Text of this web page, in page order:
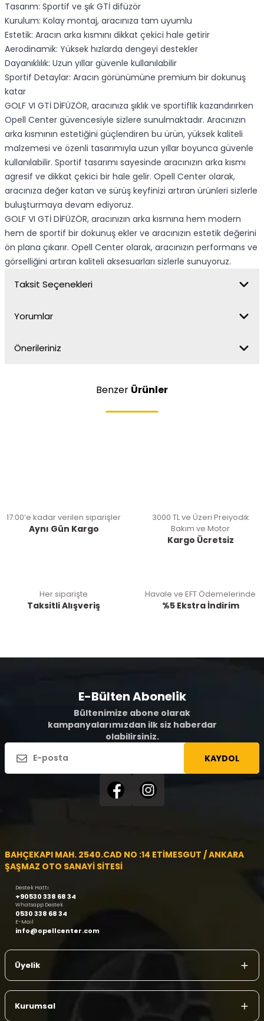
Tasarım: Sportif ve şık GTİ difüzör
Kurulum: Kolay montaj, aracınıza tam uyumlu
Estetik: Aracın arka kısmını dikkat çekici hale getirir
Aerodinamik: Yüksek hızlarda dengeyi destekler
Dayanıklılık: Uzun yıllar güvenle kullanılabilir
Sportif Detaylar: Aracın görünümüne premium bir dokunuş
katar
GOLF VI GTİ DİFÜZÖR, aracınıza şıklık ve sportiflik kazandırırken
Opell Center güvencesiyle sizlere sunulmaktadır. Aracınızın
arka kısmının estetiğini güçlendiren bu ürün, yüksek kaliteli
malzemesi ve özenli tasarımıyla uzun yıllar boyunca güvenle
kullanılabilir. Sportif tasarımı sayesinde aracınızın arka kısmı
agresif ve dikkat çekici bir hale gelir. Opell Center olarak,
aracınıza değer katan ve sürüş keyfinizi artıran ürünleri sizlerle
buluşturmaya devam ediyoruz.
GOLF VI GTİ DİFÜZÖR, aracınızın arka kısmına hem modern
hem de sportif bir dokunuş ekler ve aracınızın estetik değerini
ön plana çıkarır. Opell Center olarak, aracınızın performans ve
görselliğini artıran kaliteli aksesuarları sizlerle sunuyoruz.
Taksit Seçenekleri
Yorumlar
Önerileriniz
Benzer Ürünler
17:00’e kadar verilen siparişler
Aynı Gün Kargo
3000 TL ve Üzeri Preiyodik
Bakım ve Motor
Kargo Ücretsiz
Her siparişte
Taksitli Alışveriş
Havale ve EFT Ödemelerinde
%5 Ekstra İndirim
E-Bülten Abonelik
Bültenimize abone olarak
kampanyalarımızdan ilk siz haberdar
olabilirsiniz.
KAYDOL
BAHÇEKAPI MAH. 2540.CAD NO :14 ETİMESGUT / ANKARA
ŞAŞMAZ OTO SANAYİ SİTESİ
Destek Hattı
+90530 338 68 34
Whatsapp Destek
0530 338 68 34
E-Mail
info@opellcenter.com
Üyelik
Kurumsal